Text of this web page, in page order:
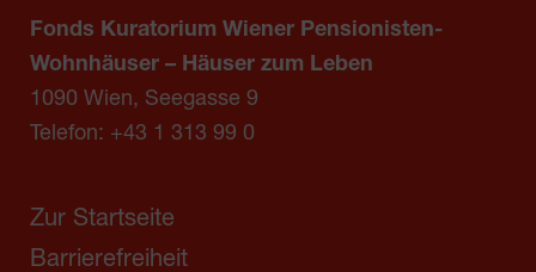
Fonds Kuratorium Wiener Pensionisten-
Wohnhäuser – Häuser zum Leben
1090 Wien, Seegasse 9
Telefon: +43 1 313 99 0
Zur Startseite
Barrierefreiheit